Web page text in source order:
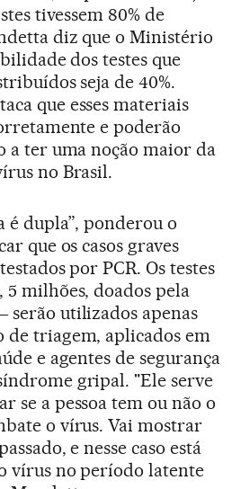
tivessem 80% de
diz que o Ministério
dos testes que
seja de 40%.
que esses materiais
e poderão
a ter uma noção maior da
no Brasil.
é dupla”, ponderou o
que os casos graves
por PCR. Os testes
milhões, doados pela
utilizados apenas
triagem, aplicados em
e agentes de segurança
gripal. "Ele serve
se a pessoa tem ou não o
o vírus. Vai mostrar
e nesse caso está
vírus no período latente